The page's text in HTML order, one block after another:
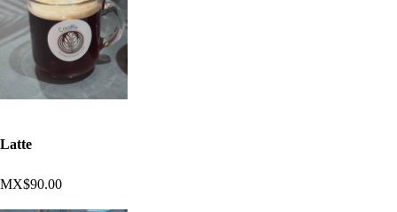
Latte
MX$90.00